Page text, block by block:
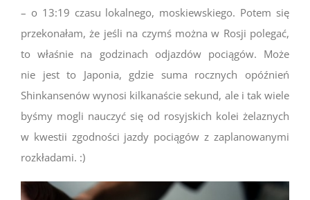
– o 13:19 czasu lokalnego, moskiewskiego. Potem się
przekonałam, że jeśli na czymś można w Rosji polegać,
to właśnie na godzinach odjazdów pociągów. Może
nie jest to Japonia, gdzie suma rocznych opóźnień
Shinkansenów wynosi kilkanaście sekund, ale i tak wiele
byśmy mogli nauczyć się od rosyjskich kolei żelaznych
w kwestii zgodności jazdy pociągów z zaplanowanymi
rozkładami. :)